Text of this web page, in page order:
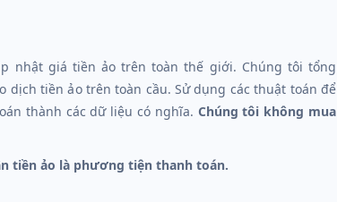
nhật giá tiền ảo trên toàn thế giới. Chúng tôi tổng
dịch tiền ảo trên toàn cầu. Sử dụng các thuật toán để
thành các dữ liệu có nghĩa. Chúng tôi không mua
tiền ảo là phương tiện thanh toán.